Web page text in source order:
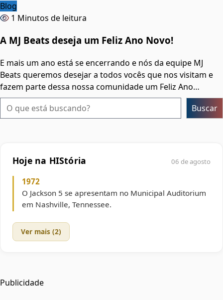
Blog
1 Minutos de leitura
A MJ Beats deseja um Feliz Ano Novo!
E mais um ano está se encerrando e nós da equipe MJ
Beats queremos desejar a todos vocês que nos visitam e
fazem parte dessa nossa comunidade um Feliz Ano…
Pesquisar
Buscar
Hoje na HIStória 06 de agosto
1972
O Jackson 5 se apresentam no Municipal Auditorium
em Nashville, Tennessee.
Ver mais (2)
Publicidade